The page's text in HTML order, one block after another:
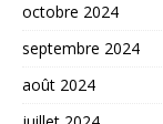
octobre 2024
septembre 2024
août 2024